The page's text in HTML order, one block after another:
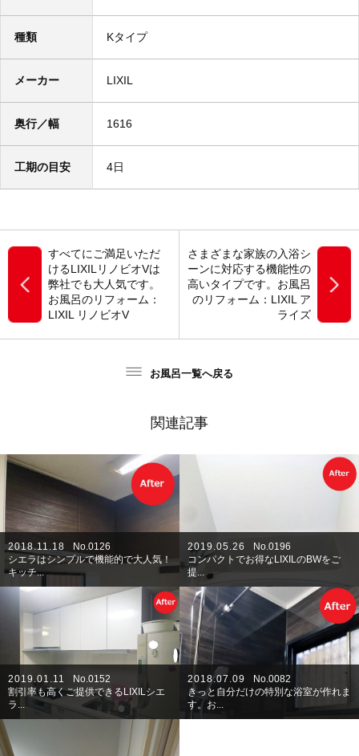
種類 Kタイプ
メーカー LIXIL
奥行／幅 1616
工期の目安 4日
すべてにご満足いただ
けるLIXILリノビオVは
弊社でも大人気です。
お風呂のリフォーム：
LIXIL リノビオV
さまざまな家族の入浴シ
ーンに対応する機能性の
高いタイプです。お風呂
のリフォーム：LIXIL ア
ライズ
お風呂一覧へ戻る
関連記事
2018.11.18
No.0126
シエラはシンプルで機能的で大人気！
キッチ...
2019.05.26
No.0196
コンパクトでお得なLIXILのBWをご
提...
2019.01.11
No.0152
割引率も高くご提供できるLIXILシエ
ラ...
2018.07.09
No.0082
きっと自分だけの特別な浴室が作れま
す。お...